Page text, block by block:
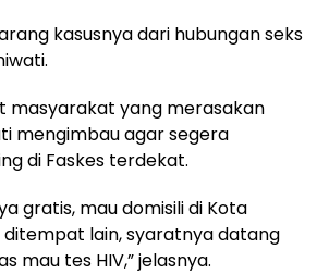
kasusnya dari hubungan seks
masyarakat yang merasakan
mengimbau agar segera
di Faskes terdekat.
gratis, mau domisili di Kota
ditempat lain, syaratnya datang
mau tes HIV,” jelasnya.